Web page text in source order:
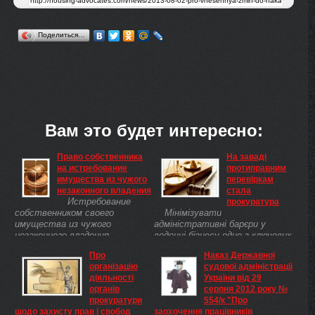
Поделиться…
Вам это будет интересно:
Право собственника
на истребование
имущества из чужого
незаконного владения
Истребование
собственником своего
имущества из чужого
незаконного владения
подачи в суд виндикационного
иска.
Про
організацію
діяльності
органів
прокуратури
щодо захисту прав і свобод
На заваді
протиправним
перевіркам
стала
прокуратура
Мінімізувати
адміністративні барєри у
веденні бізнесу одне з ключових
програми Заможне
суспільство,
конкурентоспроможна
економіка, ефективна держава.
А для цього, зокрема, ...
Наказ Державної
судової адміністрації
України від 29
серпня 2012 року №
554/к "Про
заохочення працівників